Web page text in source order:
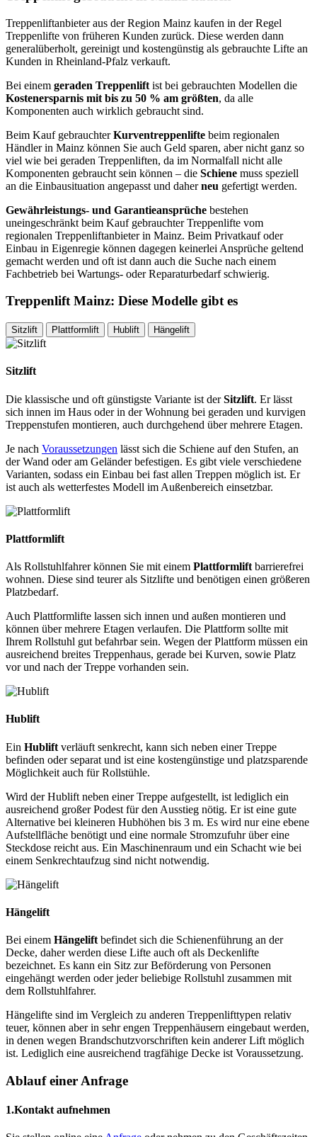
Treppenliftanbieter aus der Region Mainz kaufen in der Regel
Treppenlifte von früheren Kunden zurück. Diese werden dann
generalüberholt, gereinigt und kostengünstig als gebrauchte Lifte an
Kunden in Rheinland-Pfalz verkauft.
Bei einem geraden Treppenlift ist bei gebrauchten Modellen die
Kostenersparnis mit bis zu 50 % am größten, da alle
Komponenten auch wirklich gebraucht sind.
Beim Kauf gebrauchterKurventreppenlifte beim regionalen
Händler in Mainz können Sie auch Geld sparen, aber nicht ganz so
viel wie bei geraden Treppenliften, da im Normalfall nicht alle
Komponenten gebraucht sein können – die Schiene muss speziell
an die Einbausituation angepasst und daherneu gefertigt werden.
Gewährleistungs- und Garantieansprüche bestehen
uneingeschränkt beim Kauf gebrauchter Treppenlifte vom
regionalen Treppenliftanbieter in Mainz. Beim Privatkauf oder
Einbau in Eigenregie können dagegen keinerlei Ansprüche geltend
gemacht werden und oft ist dann auch die Suche nach einem
Fachbetrieb bei Wartungs- oder Reparaturbedarf schwierig.
Treppenlift Mainz: Diese Modelle gibt es
Sitzlift Plattformlift Hublift Hängelift
Sitzlift
Die klassische und oft günstigste Variante ist derSitzlift. Er lässt
sich innen im Haus oder in der Wohnung bei geraden und kurvigen
Treppenstufen montieren, auch durchgehend über mehrere Etagen.
Je nach Voraussetzungen lässt sich die Schiene auf den Stufen, an
der Wand oder am Geländer befestigen. Es gibt viele verschiedene
Varianten, sodass ein Einbau bei fast allen Treppen möglich ist. Er
ist auch als wetterfestes Modell im Außenbereich einsetzbar.
Plattformlift
Als Rollstuhlfahrer können Sie mit einem Plattformlift barrierefrei
wohnen. Diese sind teurer als Sitzlifte und benötigen einen größeren
Platzbedarf.
Auch Plattformlifte lassen sich innen und außen montieren und
können über mehrere Etagen verlaufen. Die Plattform sollte mit
Ihrem Rollstuhl gut befahrbar sein. Wegen der Plattform müssen ein
ausreichend breites Treppenhaus, gerade bei Kurven, sowie Platz
vor und nach der Treppe vorhanden sein.
Hublift
Ein Hublift verläuft senkrecht, kann sich neben einer Treppe
befinden oder separat und ist eine kostengünstige und platzsparende
Möglichkeit auch für Rollstühle.
Wird der Hublift neben einer Treppe aufgestellt, ist lediglich ein
ausreichend großer Podest für den Ausstieg nötig. Er ist eine gute
Alternative bei kleineren Hubhöhen bis 3 m. Es wird nur eine ebene
Aufstellfläche benötigt und eine normale Stromzufuhr über eine
Steckdose reicht aus. Ein Maschinenraum und ein Schacht wie bei
einem Senkrechtaufzug sind nicht notwendig.
Hängelift
Bei einem Hängelift befindet sich die Schienenführung an der
Decke, daher werden diese Lifte auch oft als Deckenlifte
bezeichnet. Es kann ein Sitz zur Beförderung von Personen
eingehängt werden oder jeder beliebige Rollstuhl zusammen mit
dem Rollstuhlfahrer.
Hängelifte sind im Vergleich zu anderen Treppenlifttypen relativ
teuer, können aber in sehr engen Treppenhäusern eingebaut werden,
in denen wegen Brandschutzvorschriften kein anderer Lift möglich
ist. Lediglich eine ausreichend tragfähige Decke ist Voraussetzung.
Ablauf einer Anfrage
1.Kontakt aufnehmen